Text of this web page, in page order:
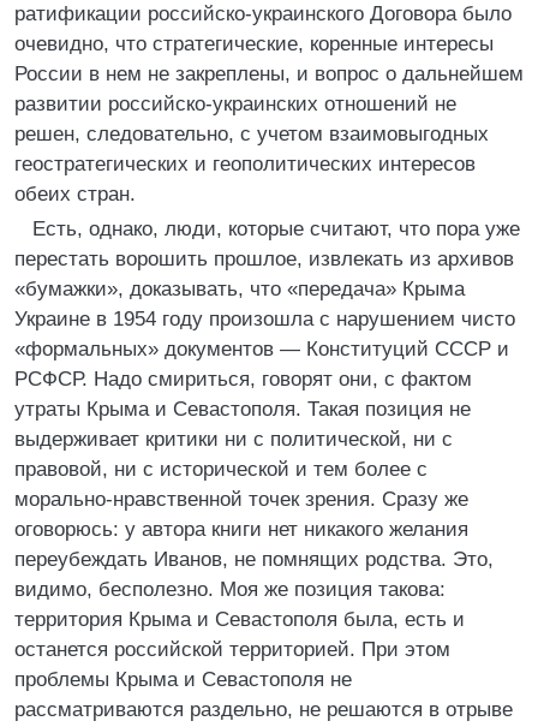
ратификации российско-украинского Договора было
очевидно, что стратегические, коренные интересы
России в нем не закреплены, и вопрос о дальнейшем
развитии российско-украинских отношений не
решен, следовательно, с учетом взаимовыгодных
геостратегических и геополитических интересов
обеих стран.
Есть, однако, люди, которые считают, что пора уже
перестать ворошить прошлое, извлекать из архивов
«бумажки», доказывать, что «передача» Крыма
Украине в 1954 году произошла с нарушением чисто
«формальных» документов — Конституций СССР и
РСФСР. Надо смириться, говорят они, с фактом
утраты Крыма и Севастополя. Такая позиция не
выдерживает критики ни с политической, ни с
правовой, ни с исторической и тем более с
морально-нравственной точек зрения. Сразу же
оговорюсь: у автора книги нет никакого желания
переубеждать Иванов, не помнящих родства. Это,
видимо, бесполезно. Моя же позиция такова:
территория Крыма и Севастополя была, есть и
останется российской территорией. При этом
проблемы Крыма и Севастополя не
рассматриваются раздельно, не решаются в отрыве